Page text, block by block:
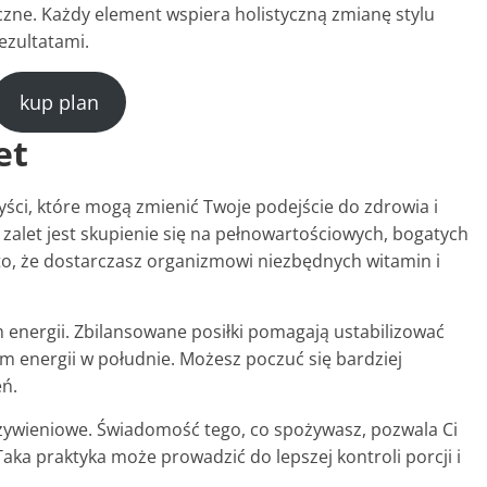
Każdy element wspiera holistyczną zmianę stylu
kup plan
które mogą zmienić Twoje podejście do zdrowia i
jest skupienie się na pełnowartościowych, bogatych
że dostarczasz organizmowi niezbędnych witamin i
Zbilansowane posiłki pomagają ustabilizować
energii w południe. Możesz poczuć się bardziej
Świadomość tego, co spożywasz, pozwala Ci
praktyka może prowadzić do lepszej kontroli porcji i